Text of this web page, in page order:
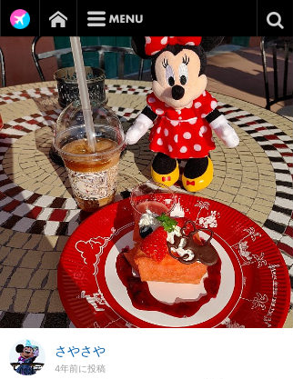
さやさや
4年前に投稿